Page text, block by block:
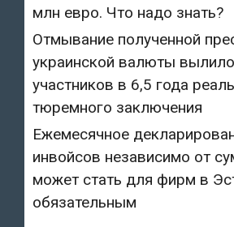
млн евро. Что надо знать?
Отмывание полученной
украинской валюты
участников в 6,5 года
тюремного заключения
Ежемесячное
инвойсов независимо от
может стать для фирм в
обязательным